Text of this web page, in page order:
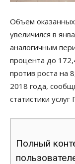
Объем
увеличился в
аналогичным
процента до
против роста на
2018 года,
статистики услуг
Полный